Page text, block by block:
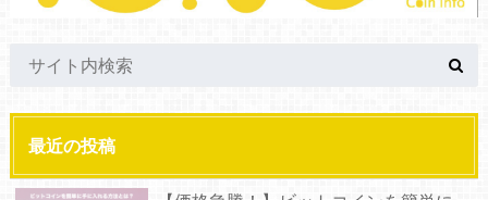
最近の投稿